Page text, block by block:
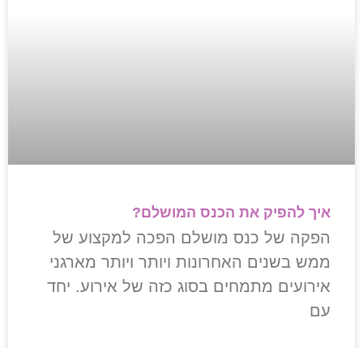
איך להפיק את הכנס המושלם?
הפקה של כנס מושלם הפכה למקצוע של
ממש בשנים האחרונות ויותר ויותר מארגני
אירועים מתמחים בסוג כזה של אירוע. יחד
עם